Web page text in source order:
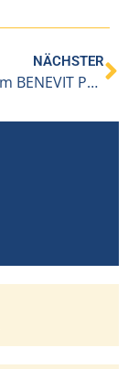
NÄCHSTER
Narro Hoi im BENEVIT Pflegeheim Höchst/Fußach